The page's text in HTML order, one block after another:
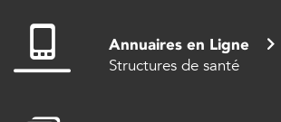
Annuaires en Ligne
Structures de santé